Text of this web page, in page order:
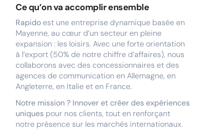
Ce qu’on va accomplir ensemble
Rapido est une entreprise dynamique basée en
Mayenne, au cœur d’un secteur en pleine
expansion : les loisirs. Avec une forte orientation
à l’export (50% de notre chiffre d’affaires), nous
collaborons avec des concessionnaires et des
agences de communication en Allemagne, en
Angleterre, en Italie et en France.
Notre mission ? Innover et créer des expériences
uniques pour nos clients, tout en renforçant
notre présence sur les marchés internationaux.